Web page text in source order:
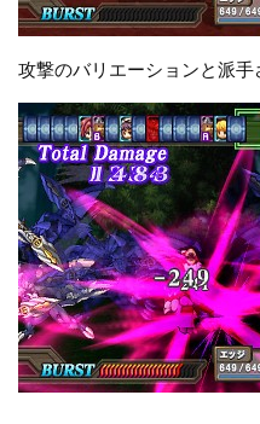
攻撃のバリエーションと派手